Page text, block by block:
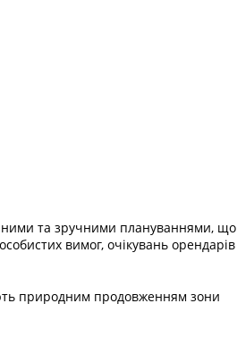
та зручними плануваннями, що
вимог, очікувань орендарів
природним продовженням зони